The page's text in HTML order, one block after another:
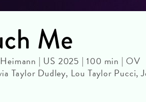
Me
| US 2025 | 100 min | OV
Taylor Dudley, Lou Taylor Pucci,